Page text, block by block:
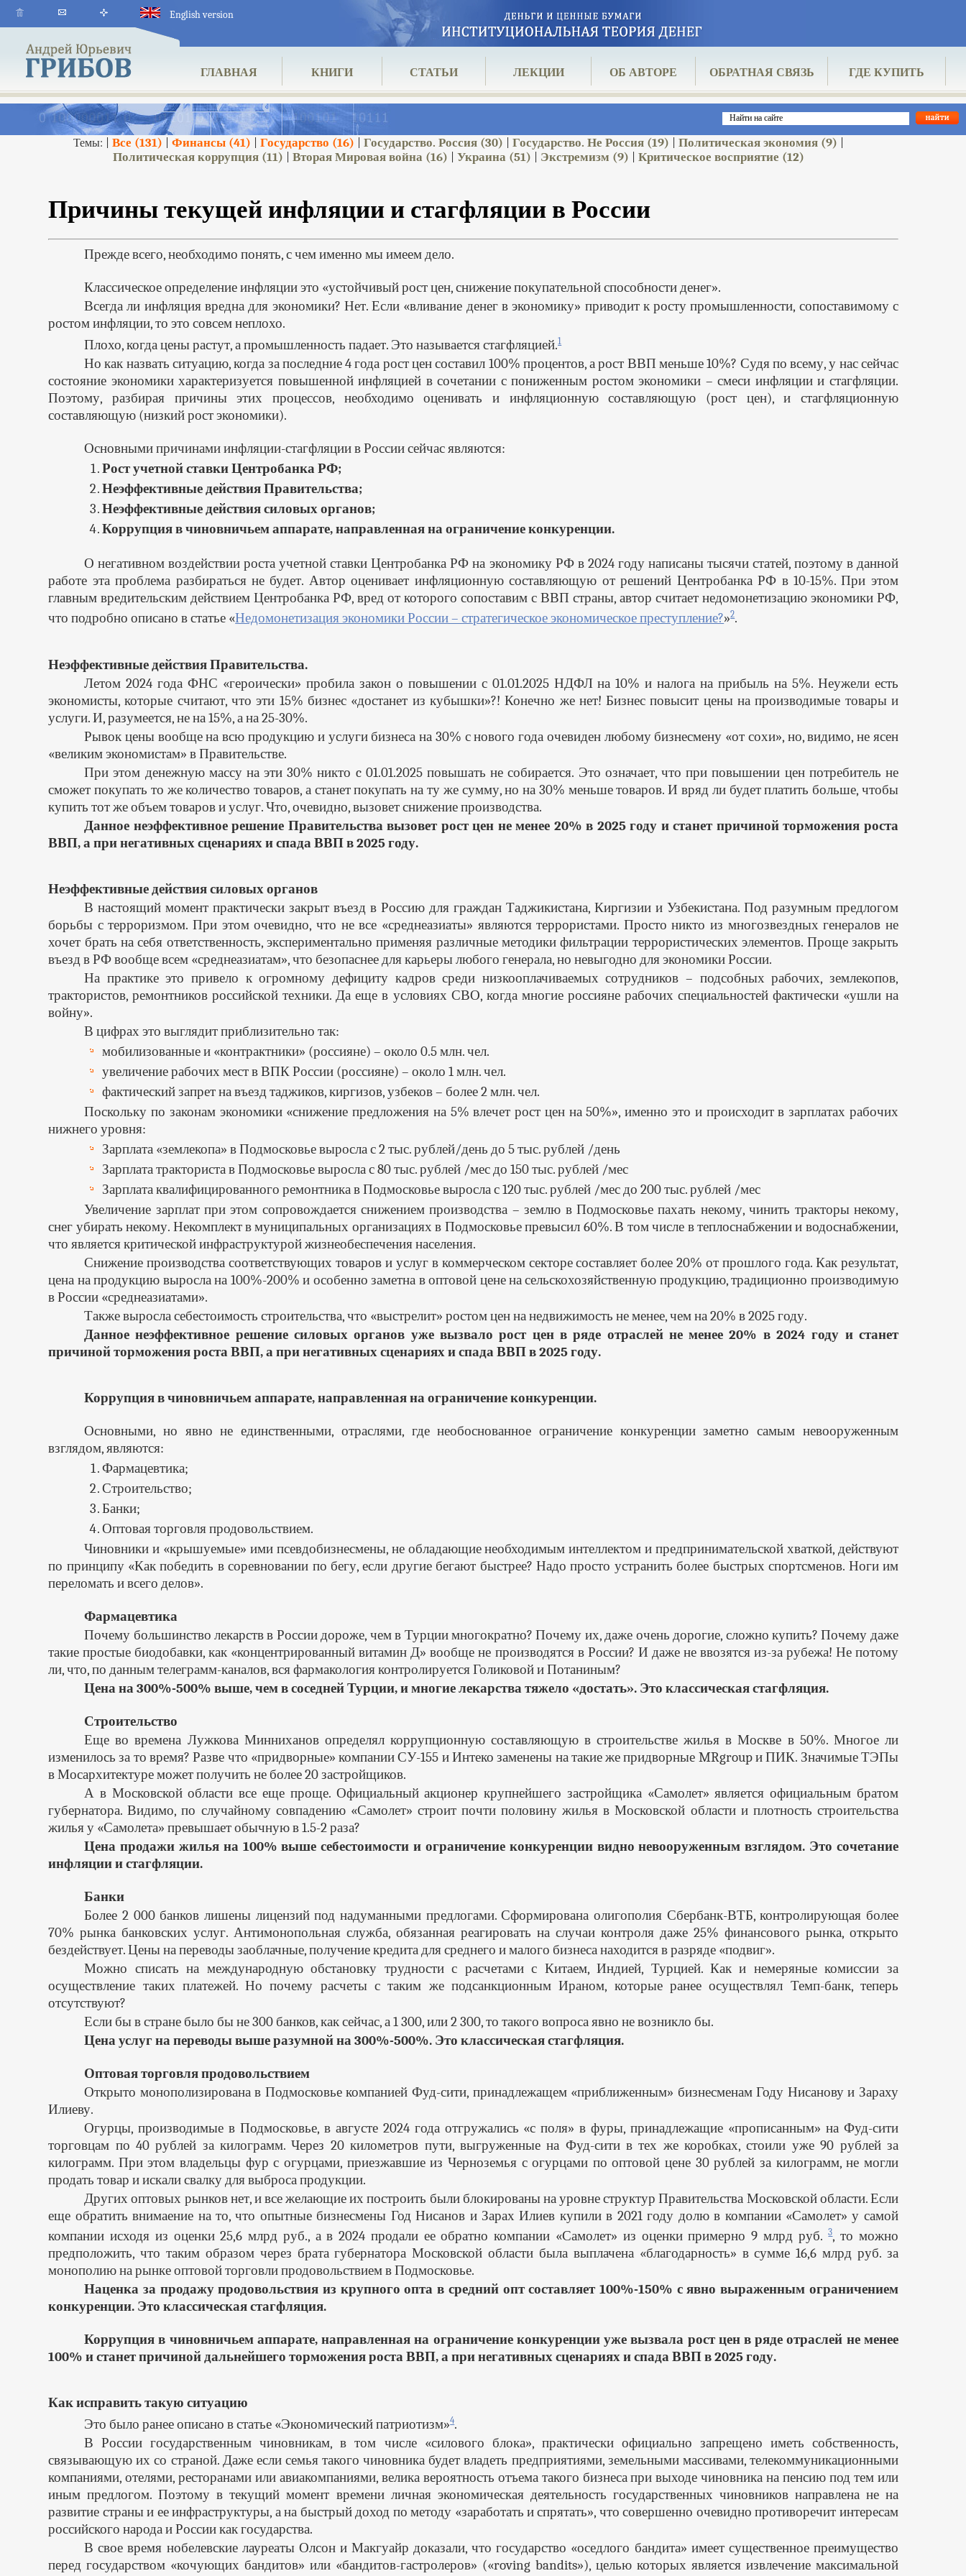
ГЛАВНАЯ КНИГИ СТАТЬИ ЛЕКЦИИ ОБ АВТОРЕ ОБРАТНАЯ СВЯЗЬ ГДЕ КУПИТЬ
English version
Темы: |Все (131) |Финансы (41) |Государство (16) |Государство. Россия (30) |Государство. Не Россия (19) |Политическая экономия (9)
Политическая коррупция (11) |Вторая Мировая война (16) |Украина (51) Экстремизм (9) |Критическое восприятие (12)
Причины текущей инфляции и стагфляции в России
Прежде всего, необходимо понять, с чем именно мы имеем дело.
Классическое определение инфляции это «устойчивый рост цен, снижение покупательной способности денег».
Всегда ли инфляция вредна для экономики? Нет. Если «вливание денег в экономику» приводит к росту промышленности, сопоставимому с
ростом инфляции, то это совсем неплохо.
Плохо, когда цены растут, а промышленность падает. Это называется стагфляцией.1
Но как назвать ситуацию, когда за последние 4 года рост цен составил 100% процентов, а рост ВВП меньше 10%? Судя по всему, у нас сейчас
состояние экономики характеризуется повышенной инфляцией в сочетании с пониженным ростом экономики – смеси инфляции и стагфляции.
Поэтому, разбирая причины этих процессов, необходимо оценивать и инфляционную составляющую (рост цен), и стагфляционную
составляющую (низкий рост экономики).
Основными причинами инфляции-стагфляции в России сейчас являются:
Рост учетной ставки Центробанка РФ;
Неэффективные действия Правительства;
Неэффективные действия силовых органов;
Коррупция в чиновничьем аппарате, направленная на ограничение конкуренции.
О негативном воздействии роста учетной ставки Центробанка РФ на экономику РФ в 2024 году написаны тысячи статей, поэтому в данной
работе эта проблема разбираться не будет. Автор оценивает инфляционную составляющую от решений Центробанка РФ в 10-15%. При этом
главным вредительским действием Центробанка РФ, вред от которого сопоставим с ВВП страны, автор считает недомонетизацию экономики РФ,
что подробно описано в статье «Недомонетизация экономики России – стратегическое экономическое преступление?»2.
Неэффективные действия Правительства.
Летом 2024 года ФНС «героически» пробила закон о повышении с 01.01.2025 НДФЛ на 10% и налога на прибыль на 5%. Неужели есть
экономисты, которые считают, что эти 15% бизнес «достанет из кубышки»?! Конечно же нет! Бизнес повысит цены на производимые товары и
услуги. И, разумеется, не на 15%, а на 25-30%.
Рывок цены вообще на всю продукцию и услуги бизнеса на 30% с нового года очевиден любому бизнесмену «от сохи», но, видимо, не ясен
«великим экономистам» в Правительстве.
При этом денежную массу на эти 30% никто c 01.01.2025 повышать не собирается. Это означает, что при повышении цен потребитель не
сможет покупать то же количество товаров, а станет покупать на ту же сумму, но на 30% меньше товаров. И вряд ли будет платить больше, чтобы
купить тот же объем товаров и услуг. Что, очевидно, вызовет снижение производства.
Данное неэффективное решение Правительства вызовет рост цен не менее 20% в 2025 году и станет причиной торможения роста
ВВП, а при негативных сценариях и спада ВВП в 2025 году.
Неэффективные действия силовых органов
В настоящий момент практически закрыт въезд в Россию для граждан Таджикистана, Киргизии и Узбекистана. Под разумным предлогом
борьбы с терроризмом. При этом очевидно, что не все «среднеазиаты» являются террористами. Просто никто из многозвездных генералов не
хочет брать на себя ответственность, экспериментально применяя различные методики фильтрации террористических элементов. Проще закрыть
въезд в РФ вообще всем «среднеазиатам», что безопаснее для карьеры любого генерала, но невыгодно для экономики России.
На практике это привело к огромному дефициту кадров среди низкооплачиваемых сотрудников – подсобных рабочих, землекопов,
трактористов, ремонтников российской техники. Да еще в условиях СВО, когда многие россияне рабочих специальностей фактически «ушли на
войну».
В цифрах это выглядит приблизительно так:
мобилизованные и «контрактники» (россияне) – около 0.5 млн. чел.
увеличение рабочих мест в ВПК России (россияне) – около 1 млн. чел.
фактический запрет на въезд таджиков, киргизов, узбеков – более 2 млн. чел.
Поскольку по законам экономики «снижение предложения на 5% влечет рост цен на 50%», именно это и происходит в зарплатах рабочих
нижнего уровня:
Зарплата «землекопа» в Подмосковье выросла с 2 тыс. рублей/день до 5 тыс. рублей /день
Зарплата тракториста в Подмосковье выросла с 80 тыс. рублей /мес до 150 тыс. рублей /мес
Зарплата квалифицированного ремонтника в Подмосковье выросла с 120 тыс. рублей /мес до 200 тыс. рублей /мес
Увеличение зарплат при этом сопровождается снижением производства – землю в Подмосковье пахать некому, чинить тракторы некому,
снег убирать некому. Некомплект в муниципальных организациях в Подмосковье превысил 60%. В том числе в теплоснабжении и водоснабжении,
что является критической инфраструктурой жизнеобеспечения населения.
Снижение производства соответствующих товаров и услуг в коммерческом секторе составляет более 20% от прошлого года. Как результат,
цена на продукцию выросла на 100%-200% и особенно заметна в оптовой цене на сельскохозяйственную продукцию, традиционно производимую
в России «среднеазиатами».
Также выросла себестоимость строительства, что «выстрелит» ростом цен на недвижимость не менее, чем на 20% в 2025 году.
Данное неэффективное решение силовых органов уже вызвало рост цен в ряде отраслей не менее 20% в 2024 году и станет
причиной торможения роста ВВП, а при негативных сценариях и спада ВВП в 2025 году.
Коррупция в чиновничьем аппарате, направленная на ограничение конкуренции.
Основными, но явно не единственными, отраслями, где необоснованное ограничение конкуренции заметно самым невооруженным
взглядом, являются:
Фармацевтика;
Строительство;
Банки;
Оптовая торговля продовольствием.
Чиновники и «крышуемые» ими псевдобизнесмены, не обладающие необходимым интеллектом и предпринимательской хваткой, действуют
по принципу «Как победить в соревновании по бегу, если другие бегают быстрее? Надо просто устранить более быстрых спортсменов. Ноги им
переломать и всего делов».
Фармацевтика
Почему большинство лекарств в России дороже, чем в Турции многократно? Почему их, даже очень дорогие, сложно купить? Почему даже
такие простые биодобавки, как «концентрированный витамин Д» вообще не производятся в России? И даже не ввозятся из-за рубежа! Не потому
ли, что, по данным телеграмм-каналов, вся фармакология контролируется Голиковой и Потаниным?
Цена на 300%-500% выше, чем в соседней Турции, и многие лекарства тяжело «достать». Это классическая стагфляция.
Строительство
Еще во времена Лужкова Минниханов определял коррупционную составляющую в строительстве жилья в Москве в 50%. Многое ли
изменилось за то время? Разве что «придворные» компании СУ-155 и Интеко заменены на такие же придворные MRgroup и ПИК. Значимые ТЭПы
в Мосархитектуре может получить не более 20 застройщиков.
А в Московской области все еще проще. Официальный акционер крупнейшего застройщика «Самолет» является официальным братом
губернатора. Видимо, по случайному совпадению «Самолет» строит почти половину жилья в Московской области и плотность строительства
жилья у «Самолета» превышает обычную в 1.5-2 раза?
Цена продажи жилья на 100% выше себестоимости и ограничение конкуренции видно невооруженным взглядом. Это сочетание
инфляции и стагфляции.
Банки
Более 2 000 банков лишены лицензий под надуманными предлогами. Сформирована олигополия Сбербанк-ВТБ, контролирующая более
70% рынка банковских услуг. Антимонопольная служба, обязанная реагировать на случаи контроля даже 25% финансового рынка, открыто
бездействует. Цены на переводы заоблачные, получение кредита для среднего и малого бизнеса находится в разряде «подвиг».
Можно списать на международную обстановку трудности с расчетами с Китаем, Индией, Турцией. Как и немеряные комиссии за
осуществление таких платежей. Но почему расчеты с таким же подсанкционным Ираном, которые ранее осуществлял Темп-банк, теперь
отсутствуют?
Если бы в стране было бы не 300 банков, как сейчас, а 1 300, или 2 300, то такого вопроса явно не возникло бы.
Цена услуг на переводы выше разумной на 300%-500%. Это классическая стагфляция.
Оптовая торговля продовольствием
Открыто монополизирована в Подмосковье компанией Фуд-сити, принадлежащем «приближенным» бизнесменам Году Нисанову и Зараху
Илиеву.
Огурцы, производимые в Подмосковье, в августе 2024 года отгружались «с поля» в фуры, принадлежащие «прописанным» на Фуд-сити
торговцам по 40 рублей за килограмм. Через 20 километров пути, выгруженные на Фуд-сити в тех же коробках, стоили уже 90 рублей за
килограмм. При этом владельцы фур с огурцами, приезжавшие из Черноземья с огурцами по оптовой цене 30 рублей за килограмм, не могли
продать товар и искали свалку для выброса продукции.
Других оптовых рынков нет, и все желающие их построить были блокированы на уровне структур Правительства Московской области. Если
еще обратить внимаение на то, что опытные бизнесмены Год Нисанов и Зарах Илиев купили в 2021 году долю в компании «Самолет» у самой
компании исходя из оценки 25,6 млрд руб., а в 2024 продали ее обратно компании «Самолет» из оценки примерно 9 млрд руб. 3, то можно
предположить, что таким образом через брата губернатора Московской области была выплачена «благодарность» в сумме 16,6 млрд руб. за
монополию на рынке оптовой торговли продовольствием в Подмосковье.
Наценка за продажу продовольствия из крупного опта в средний опт составляет 100%-150% с явно выраженным ограничением
конкуренции. Это классическая стагфляция.
Коррупция в чиновничьем аппарате, направленная на ограничение конкуренции уже вызвала рост цен в ряде отраслей не менее
100% и станет причиной дальнейшего торможения роста ВВП, а при негативных сценариях и спада ВВП в 2025 году.
Как исправить такую ситуацию
Это было ранее описано в статье «Экономический патриотизм»4.
В России государственным чиновникам, в том числе «силового блока», практически официально запрещено иметь собственность,
связывающую их со страной. Даже если семья такого чиновника будет владеть предприятиями, земельными массивами, телекоммуникационными
компаниями, отелями, ресторанами или авиакомпаниями, велика вероятность отъема такого бизнеса при выходе чиновника на пенсию под тем или
иным предлогом. Поэтому в текущий момент времени личная экономическая деятельность государственных чиновников направлена не на
развитие страны и ее инфраструктуры, а на быстрый доход по методу «заработать и спрятать», что совершенно очевидно противоречит интересам
российского народа и России как государства.
В свое время нобелевские лауреаты Олсон и Макгуайр доказали, что государство «оседлого бандита» имеет существенное преимущество
перед государством «кочующих бандитов» или «бандитов-гастролеров» («roving bandits»), целью которых является извлечение максимальной